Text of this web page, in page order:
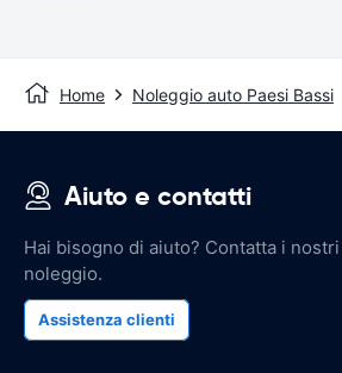
Home Noleggio auto Paesi Bassi
Aiuto e contatti
Hai bisogno di aiuto? Contatta i
noleggio.
Assistenza clienti